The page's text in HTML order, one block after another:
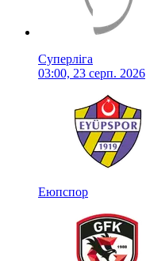
Суперліга
03:00, 23 серп. 2026
Еюпспор